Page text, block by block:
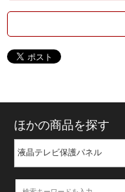
ほかの商品を探す